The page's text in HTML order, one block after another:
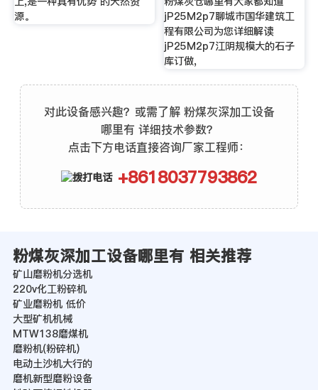
源。
jP25M2p7聊城市国华建筑工
程有限公司为您详细解读
jP25M2p7江阴规模大的石子
库订做,
对此设备感兴趣？或需了解 粉煤灰深加工设备
哪里有 详细技术参数？
点击下方电话直接咨询厂家工程师：
+8618037793862
粉煤灰深加工设备哪里有 相关推荐
矿山磨粉机分选机
220v化工粉碎机
矿业磨粉机 低价
大型矿机机械
MTW138磨煤机
磨粉机(粉碎机)
电动土沙机大行的
磨机新型磨粉设备